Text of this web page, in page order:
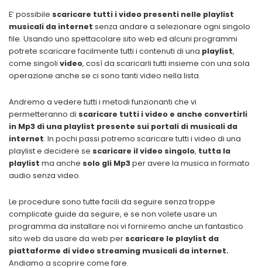
E’ possibile scaricare tutti i video presenti nelle playlist
musicali da internet senza andare a selezionare ogni singolo
file. Usando uno spettacolare sito web ed alcuni programmi
potrete scaricare facilmente tutti i contenuti di una playlist,
come singoli video, così da scaricarli tutti insieme con una sola
operazione anche se ci sono tanti video nella lista.
Andremo a vedere tutti i metodi funzionanti che vi
permetteranno di scaricare tutti i video e anche convertirli
in Mp3 di una playlist presente sui portali di musicali da
internet. In pochi passi potremo scaricare tutti i video di una
playlist e decidere se scaricare il video singolo, tutta la
playlist ma anche solo gli Mp3per avere la musica in formato
audio senza video.
Le procedure sono tutte facili da seguire senza troppe
complicate guide da seguire, e se non volete usare un
programma da installare noi vi forniremo anche un fantastico
sito web da usare da web per scaricare le playlist da
piattaforme di video streaming musicali da internet.
Andiamo a scoprire come fare.